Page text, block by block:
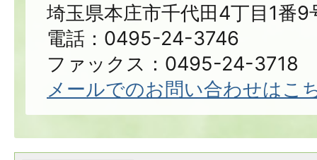
埼玉県本庄市千代田4丁目1番9
電話：0495-24-3746
ファックス：0495-24-3718
メールでのお問い合わせはこ